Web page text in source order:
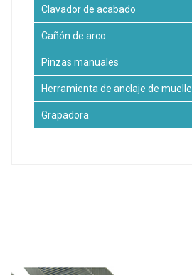
Clavador de acabado
Cañón de arco
Pinzas manuales
Herramienta de anclaje de muelle
Grapadora